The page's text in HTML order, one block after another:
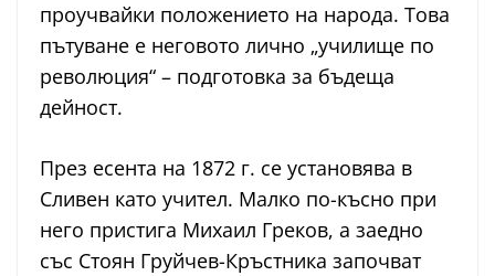
проучвайки положението на народа. Това
пътуване е неговото лично „училище по
революция“ – подготовка за бъдеща
дейност.
През есента на 1872 г. се установява в
Сливен като учител. Малко по-късно при
него пристига Михаил Греков, а заедно
със Стоян Груйчев-Кръстника започват